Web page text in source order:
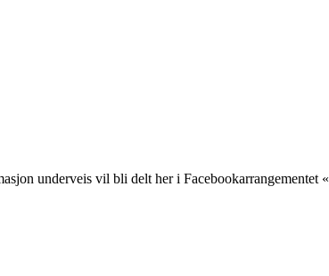
underveis vil bli delt her i Facebookarrangementet «